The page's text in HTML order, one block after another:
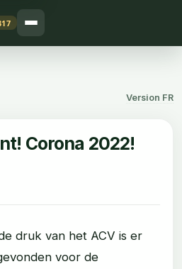
Version FR
Corona 2022!
druk van het ACV is er
voor de